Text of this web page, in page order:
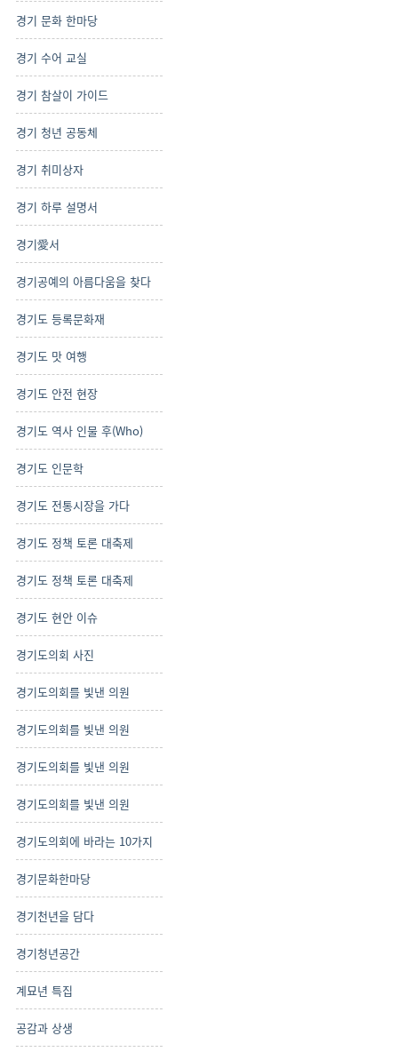
경기 문화 한마당
경기 수어 교실
경기 참살이 가이드
경기 청년 공동체
경기 취미상자
경기 하루 설명서
경기愛서
경기공예의 아름다움을 찾다
경기도 등록문화재
경기도 맛 여행
경기도 안전 현장
경기도 역사 인물 후(Who)
경기도 인문학
경기도 전통시장을 가다
경기도 정책 토론 대축제
경기도 정책 토론 대축제
경기도 현안 이슈
경기도의회 사진
경기도의회를 빛낸 의원
경기도의회를 빛낸 의원
경기도의회를 빛낸 의원
경기도의회를 빛낸 의원
경기도의회에 바라는 10가지
경기문화한마당
경기천년을 담다
경기청년공간
계묘년 특집
공감과 상생